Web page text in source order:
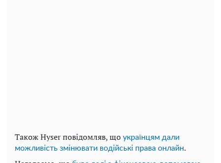
Також Hyser повідомляв, що українцям дали
можливість змінювати водійські права онлайн.